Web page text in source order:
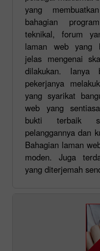
yang
bahagian
teknikal, forum
laman web yang
jelas mengenai
dilakukan. Ianya
pekerjanya
yang syarikat
web yang
bukti terbaik
pelanggannya dan
Bahagian laman
moden. Juga
yang diterjemah